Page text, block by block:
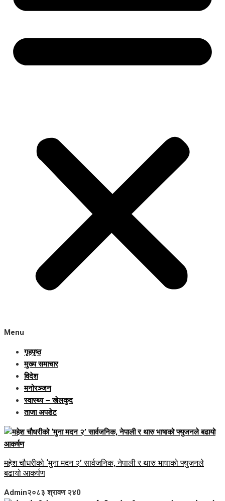
Menu
गृहपृष्ठ
मुख्य समाचार
विदेश
मनोरञ्जन
स्वास्थ्य – खेलकुद
ताजा अपडेट
महेश चौधरीको ‘मुना मदन २’ सार्वजनिक, नेपाली र थारु भाषाको फ्युजनले
बढायो आकर्षण
Admin२०८३ श्रावण २४0